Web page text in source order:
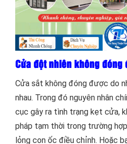
Cửa đột nhiên không đóng
Cửa sắt không đóng được do
nhau. Trong đó nguyên nhân
cục gây ra tình trạng kẹt cửa,
pháp tạm thời trong trường
lỏng con ốc điều chỉnh. Hoặc